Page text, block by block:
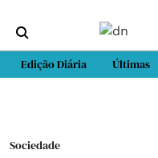
Edição Diária Últimas
Sociedade